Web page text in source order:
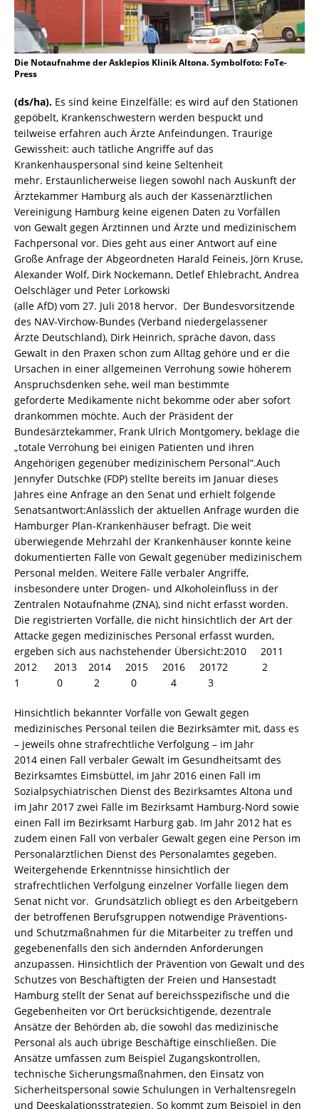
Die Notaufnahme der Asklepios Klinik Altona. Symbolfoto: FoTe-
Press
(ds/ha). Es sind keine Einzelfälle: es wird auf den Stationen
gepöbelt, Krankenschwestern werden bespuckt und
teilweise erfahren auch Ärzte Anfeindungen. Traurige
Gewissheit: auch tätliche Angriffe auf das
Krankenhauspersonal sind keine Seltenheit
mehr. Erstaunlicherweise liegen sowohl nach Auskunft der
Ärztekammer Hamburg als auch der Kassenärztlichen
Vereinigung Hamburg keine eigenen Daten zu Vorfällen
von Gewalt gegen Ärztinnen und Ärzte und medizinischem
Fachpersonal vor. Dies geht aus einer Antwort auf eine
Große Anfrage der Abgeordneten Harald Feineis, Jörn Kruse,
Alexander Wolf, Dirk Nockemann, Detlef Ehlebracht, Andrea
Oelschläger und Peter Lorkowski
(alle AfD) vom 27. Juli 2018 hervor. Der Bundesvorsitzende
des NAV-Virchow-Bundes (Verband niedergelassener
Ärzte Deutschland), Dirk Heinrich, spräche davon, dass
Gewalt in den Praxen schon zum Alltag gehöre und er die
Ursachen in einer allgemeinen Verrohung sowie höherem
Anspruchsdenken sehe, weil man bestimmte
geforderte Medikamente nicht bekomme oder aber sofort
drankommen möchte. Auch der Präsident der
Bundesärztekammer, Frank Ulrich Montgomery, beklage die
„totale Verrohung bei einigen Patienten und ihren
Angehörigen gegenüber medizinischem Personal“.Auch
Jennyfer Dutschke (FDP) stellte bereits im Januar dieses
Jahres eine Anfrage an den Senat und erhielt folgende
Senatsantwort:Anlässlich der aktuellen Anfrage wurden die
Hamburger Plan-Krankenhäuser befragt. Die weit
überwiegende Mehrzahl der Krankenhäuser konnte keine
dokumentierten Fälle von Gewalt gegenüber medizinischem
Personal melden. Weitere Fälle verbaler Angriffe,
insbesondere unter Drogen- und Alkoholeinfluss in der
Zentralen Notaufnahme (ZNA), sind nicht erfasst worden.
Die registrierten Vorfälle, die nicht hinsichtlich der Art der
Attacke gegen medizinisches Personal erfasst wurden,
ergeben sich aus nachstehender Übersicht:2010 2011
2012 2013 2014 2015 2016 20172 2
1 0 2 0 4 3
Hinsichtlich bekannter Vorfälle von Gewalt gegen
medizinisches Personal teilen die Bezirksämter mit, dass es
– jeweils ohne strafrechtliche Verfolgung – im Jahr
2014 einen Fall verbaler Gewalt im Gesundheitsamt des
Bezirksamtes Eimsbüttel, im Jahr 2016 einen Fall im
Sozialpsychiatrischen Dienst des Bezirksamtes Altona und
im Jahr 2017 zwei Fälle im Bezirksamt Hamburg-Nord sowie
einen Fall im Bezirksamt Harburg gab. Im Jahr 2012 hat es
zudem einen Fall von verbaler Gewalt gegen eine Person im
Personalärztlichen Dienst des Personalamtes gegeben.
Weitergehende Erkenntnisse hinsichtlich der
strafrechtlichen Verfolgung einzelner Vorfälle liegen dem
Senat nicht vor. Grundsätzlich obliegt es den Arbeitgebern
der betroffenen Berufsgruppen notwendige Präventions-
und Schutzmaßnahmen für die Mitarbeiter zu treffen und
gegebenenfalls den sich ändernden Anforderungen
anzupassen. Hinsichtlich der Prävention von Gewalt und des
Schutzes von Beschäftigten der Freien und Hansestadt
Hamburg stellt der Senat auf bereichsspezifische und die
Gegebenheiten vor Ort berücksichtigende, dezentrale
Ansätze der Behörden ab, die sowohl das medizinische
Personal als auch übrige Beschäftige einschließen. Die
Ansätze umfassen zum Beispiel Zugangskontrollen,
technische Sicherungsmaßnahmen, den Einsatz von
Sicherheitspersonal sowie Schulungen in Verhaltensregeln
und Deeskalationsstrategien. So kommt zum Beispiel in den